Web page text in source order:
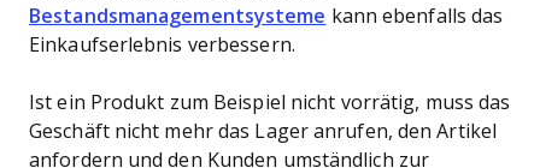
Bestandsmanagementsysteme kann ebenfalls das
Einkaufserlebnis verbessern.
Ist ein Produkt zum Beispiel nicht vorrätig, muss das
Geschäft nicht mehr das Lager anrufen, den Artikel
anfordern und den Kunden umständlich zur